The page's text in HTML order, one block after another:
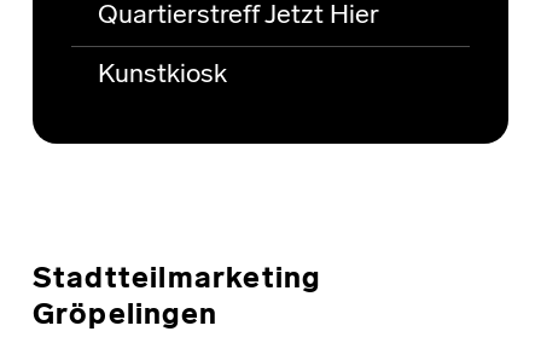
Quartierstreff Jetzt Hier
Kunstkiosk
Stadtteilmarketing
Gröpelingen